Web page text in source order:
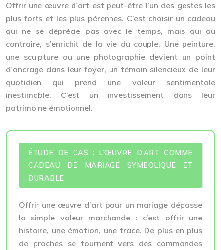
Offrir une œuvre d’art est peut-être l’un des gestes les
plus forts et les plus pérennes. C’est choisir un cadeau
qui ne se déprécie pas avec le temps, mais qui au
contraire, s’enrichit de la vie du couple. Une peinture,
une sculpture ou une photographie devient un point
d’ancrage dans leur foyer, un témoin silencieux de leur
quotidien qui prend une valeur sentimentale
inestimable. C’est un investissement dans leur
patrimoine émotionnel.
ÉTUDE DE CAS : L’ŒUVRE D’ART COMME
CADEAU DE MARIAGE SYMBOLIQUE ET
DURABLE
Offrir une œuvre d’art pour un mariage dépasse
la simple valeur marchande : c’est offrir une
histoire, une émotion, une trace. De plus en plus
de proches se tournent vers des commandes